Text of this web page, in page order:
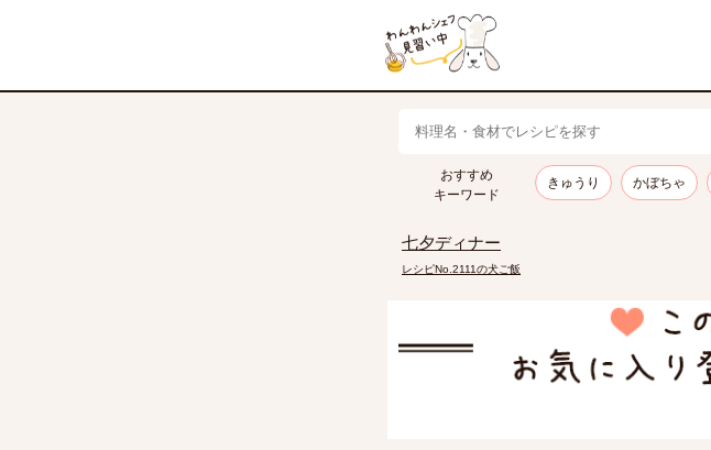
おすすめ
キーワード
きゅうり かぼちゃ
七夕ディナー
レシピNo.2111の犬ご飯